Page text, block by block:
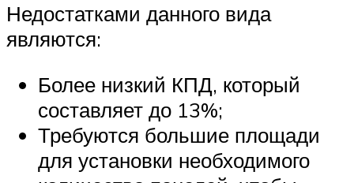
Недостатками данного вида
являются:
Более низкий КПД, который
составляет до 13%;
Требуются большие площади
для установки необходимого